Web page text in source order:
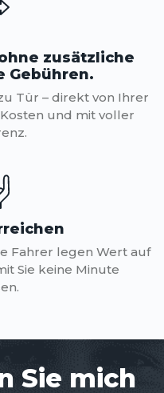
zusätzliche
Gebühren.
Tür – direkt von Ihrer
und mit voller
Fahrer legen Wert auf
Sie keine Minute
Sie mich